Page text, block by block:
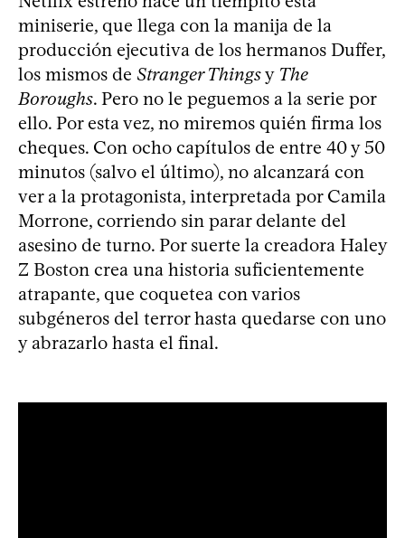
miniserie, que llega con la manija de la
producción ejecutiva de los hermanos Duffer,
los mismos de Stranger Thingsy The
Boroughs. Pero no le peguemos a la serie por
ello. Por esta vez, no miremos quién firma los
cheques. Con ocho capítulos de entre 40 y 50
minutos (salvo el último), no alcanzará con
ver a la protagonista, interpretada por Camila
Morrone, corriendo sin parar delante del
asesino de turno. Por suerte la creadora Haley
Z Boston crea una historia suficientemente
atrapante, que coquetea con varios
subgéneros del terror hasta quedarse con uno
y abrazarlo hasta el final.